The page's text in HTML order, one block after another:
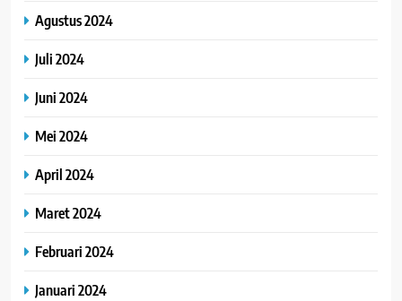
Agustus 2024
Juli 2024
Juni 2024
Mei 2024
April 2024
Maret 2024
Februari 2024
Januari 2024